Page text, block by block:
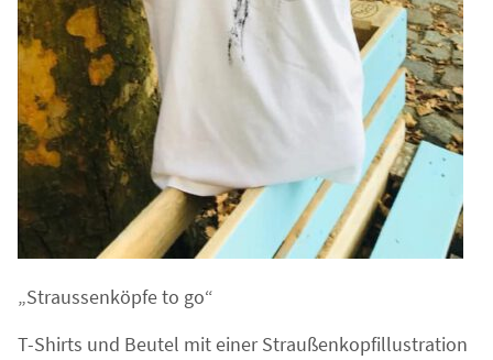
„Straussenköpfe to go“
T-Shirts und Beutel mit einer Straußenkopfillustration